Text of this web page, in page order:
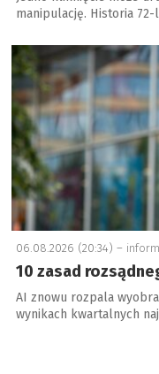
manipulację. Historia
a
06.08.2026 (20:34) –
10 zasad
AI znowu rozpala
wynikach kwartalnych